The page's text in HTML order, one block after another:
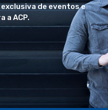
de eventos e
a ACP.